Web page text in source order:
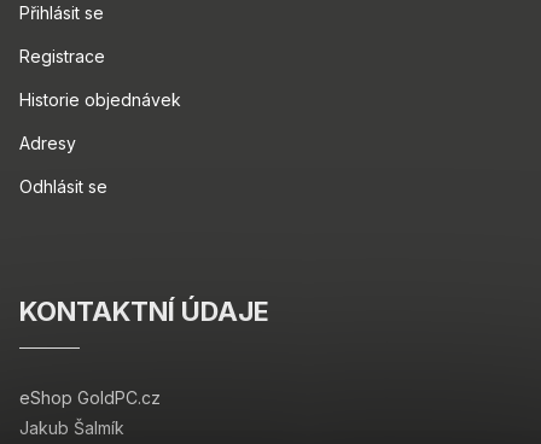
Přihlásit se
Registrace
Historie objednávek
Adresy
Odhlásit se
KONTAKTNÍ ÚDAJE
eShop GoldPC.cz
Jakub Šalmík